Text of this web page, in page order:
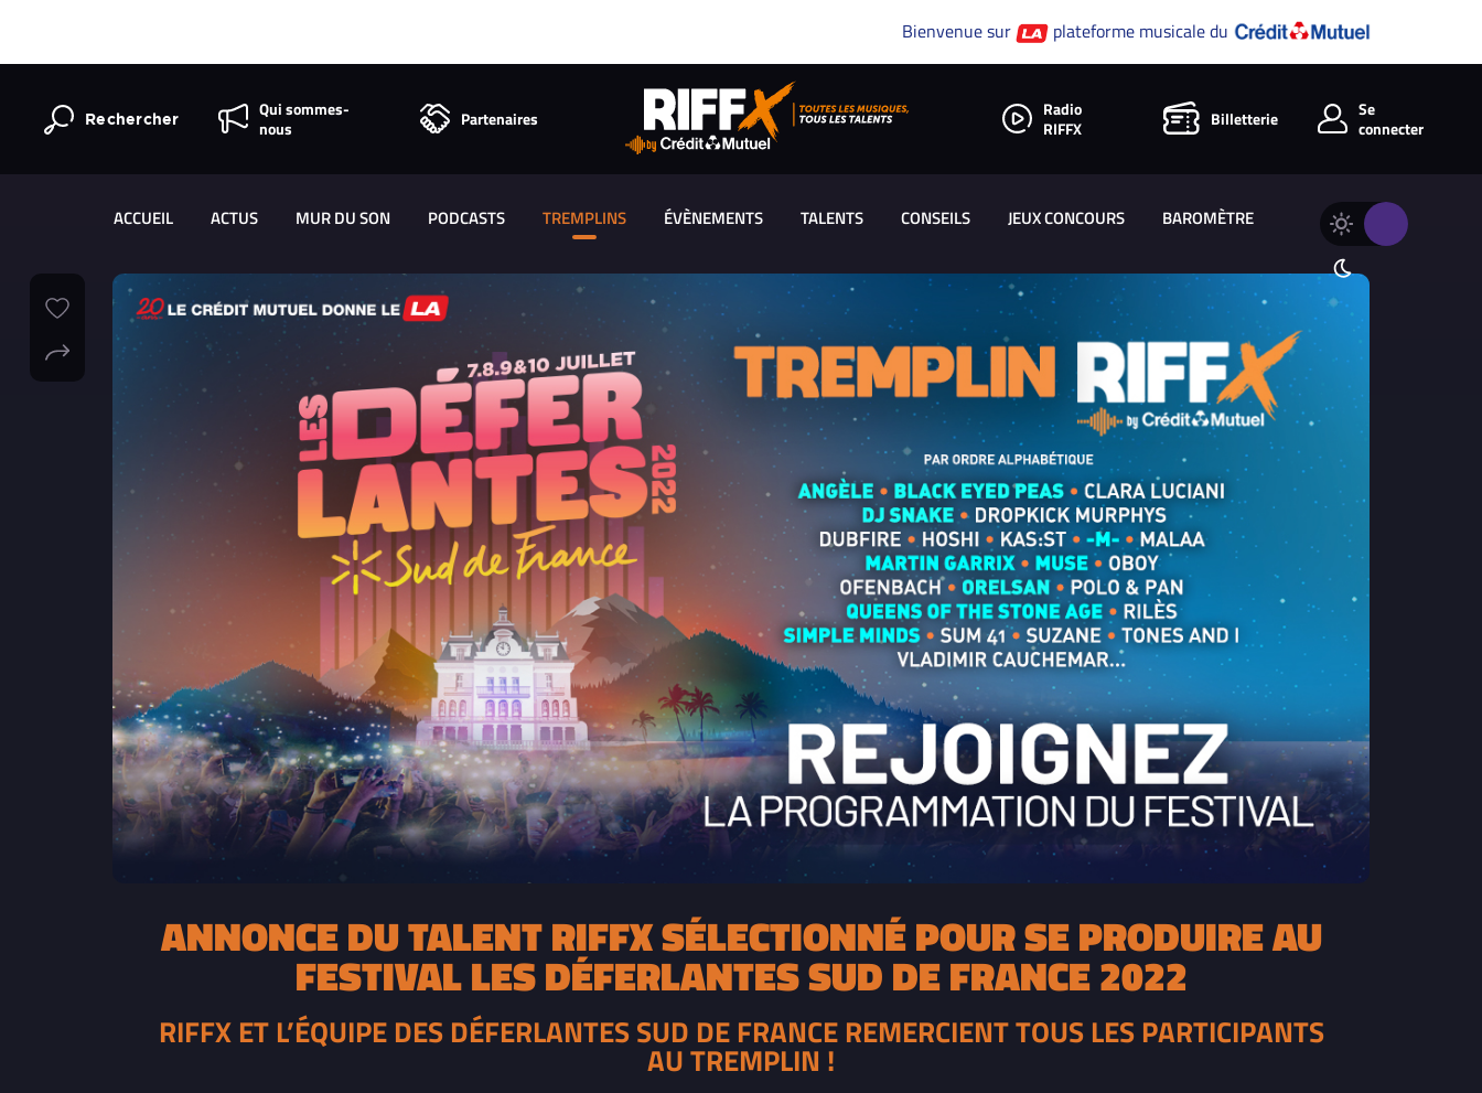
Bienvenue sur plateforme musicale du
Rechercher
Qui sommes-
nous
Partenaires
Radio
RIFFX
Billetterie
Se
connecter
ACCUEIL ACTUS MUR DU SON PODCASTS TREMPLINS ÉVÈNEMENTS TALENTS CONSEILS JEUX CONCOURS BAROMÈTRE
Changer
thème
de
RIFFX
Thème
Thème
ANNONCE DU TALENT RIFFX SÉLECTIONNÉ POUR SE PRODUIRE AU
FESTIVAL LES DÉFERLANTES SUD DE FRANCE 2022
RIFFX ET L’ÉQUIPE DES DÉFERLANTES SUD DE FRANCE REMERCIENT TOUS LES PARTICIPANTS
AU TREMPLIN !